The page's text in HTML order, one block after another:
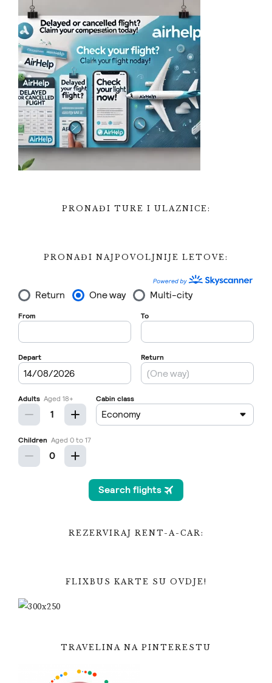
PRONAĐI TURE I ULAZNICE:
PRONAĐI NAJPOVOLJNIJE LETOVE:
REZERVIRAJ RENT-A-CAR:
FLIXBUS KARTE SU OVDJE!
TRAVELINA NA PINTERESTU